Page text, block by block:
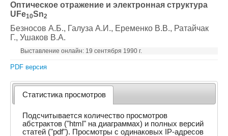
Оптическое отражение и электронная структура
UFe10Sn2
Безносов А.Б., Галуза А.И., Еременко В.В., Ратайчак
Г., Ушаков В.А.
Выставление онлайн: 19 сентября 1990 г.
PDF версия
Статистика просмотров
Подсчитывается количество просмотров
абстрактов ("html" на диаграммах) и полных версий
статей ("pdf"). Просмотры с одинаковых IP-адресов